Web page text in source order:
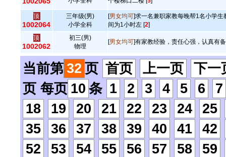
顶
1002064
三年级(男)
小学全科
[男女均可]求一名兼职家教每晚帮1名小学生
间为1小时左 [2]
顶
1002062
初三(男)
物理
[男女均可]有家教经验，责任心强，认真有
当前第 32 页 首页 上一页
下一
页 每页 10 条 1 2 3 4 5 6
7
18
19 20 21 22 23 24
25
35
36 37 38 39 40 41
42
52
53 54 55 56 57 58
59